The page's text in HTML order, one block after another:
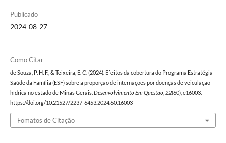
Publicado
2024-08-27
Como Citar
de Souza, P. H. F., & Teixeira, E. C. (2024). Efeitos da cobertura do Programa Estratégia
Saúde da Família (ESF) sobre a proporção de internações por doenças de veiculação
hídrica no estado de Minas Gerais. Desenvolvimento Em Questão, 22(60), e16003.
https://doi.org/10.21527/2237-6453.2024.60.16003
Fomatos de Citação